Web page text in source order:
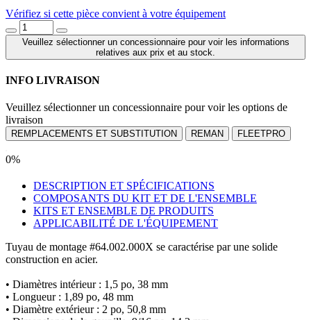
Vérifiez si cette pièce convient à votre équipement
Veuillez sélectionner un concessionnaire pour voir les informations
relatives aux prix et au stock.
INFO LIVRAISON
Veuillez sélectionner un concessionnaire pour voir les options de
livraison
REMPLACEMENTS ET SUBSTITUTION REMAN FLEETPRO
0%
DESCRIPTION ET SPÉCIFICATIONS
COMPOSANTS DU KIT ET DE L'ENSEMBLE
KITS ET ENSEMBLE DE PRODUITS
APPLICABILITÉ DE L'ÉQUIPEMENT
Tuyau de montage #64.002.000X se caractérise par une solide
construction en acier.
• Diamètres intérieur : 1,5 po, 38 mm
• Longueur : 1,89 po, 48 mm
• Diamètre extérieur : 2 po, 50,8 mm